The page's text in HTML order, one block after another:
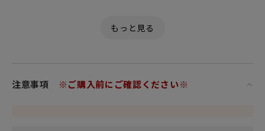
鉛・銅・ニッケルの合金）の上に平均44ミクロン※の上質な
2011年発表 ジャルダン・エデンコレクションは、バロック様
注意事項 ※ご購入前にご確認ください※